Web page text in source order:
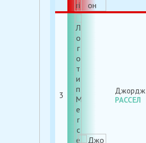
3
Джордж
РАССЕЛ